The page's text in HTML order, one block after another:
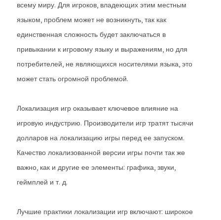
всему миру. Для игроков, владеющих этим местным
языком, проблем может не возникнуть, так как
единственная сложность будет заключаться в
привыкании к игровому языку и выражениям, но для
потребителей, не являющихся носителями языка, это
может стать огромной проблемой.
Локализация игр оказывает ключевое влияние на
игровую индустрию. Производители игр тратят тысячи
долларов на локализацию игры перед ее запуском.
Качество локализованной версии игры почти так же
важно, как и другие ее элементы: графика, звуки,
геймплей и т. д.
Лучшие практики локализации игр включают: широкое